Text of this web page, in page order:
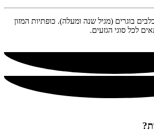
בוגרים (מגיל שנה ומעלה). כופתיות המזון
לכל סוגי הגזעים.